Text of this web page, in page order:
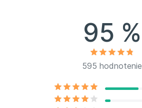
95 %
595 hodnotenie